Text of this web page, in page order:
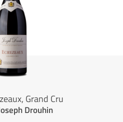
Grand Cru
Drouhin